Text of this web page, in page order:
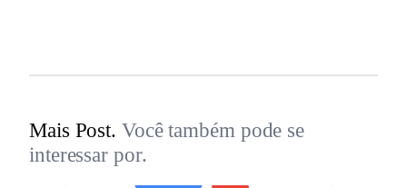
Mais Post. Você também pode se
interessar por.